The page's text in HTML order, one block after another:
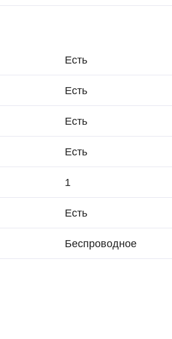
Есть
Есть
Есть
Есть
1
Есть
Беспроводное